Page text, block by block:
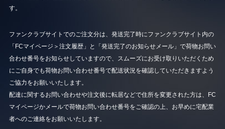
す。
ファンクラブサイトでのご注文分は、発送完了時にファンクラブサイト内の
「FCマイページ＞注文履歴」と「発送完了のお知らせメール」で荷物お問い
合わせ番号をお知らせしていますので、スムーズにお受け取りいただくため
にご自身でも荷物お問い合わせ番号で配送状況を確認していただきますよう
ご協力をお願いいたします。
配達に関するお問い合わせや注文後に転居などで住所を変更された方は、FC
マイページかメールで荷物お問い合わせ番号をご確認の上、お早めに宅配業
者へのご連絡をお願いいたします。